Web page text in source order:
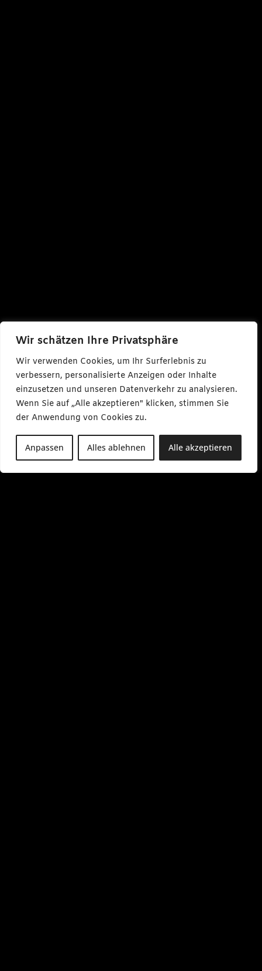
Wir schätzen Ihre Privatsphäre
Wir verwenden Cookies, um Ihr Surferlebnis zu
verbessern, personalisierte Anzeigen oder Inhalte
einzusetzen und unseren Datenverkehr zu analysieren.
Wenn Sie auf „Alle akzeptieren" klicken, stimmen Sie
der Anwendung von Cookies zu.
Anpassen Alles ablehnen Alle akzeptieren